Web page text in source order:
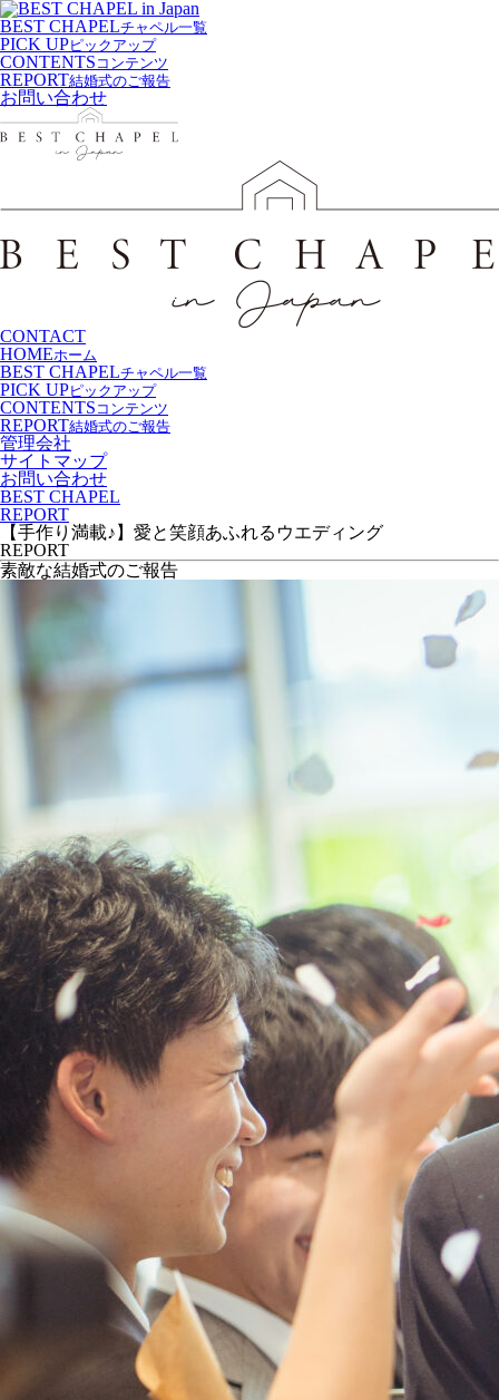
BEST CHAPELチャペル一覧
PICK UPピックアップ
CONTENTS コンテンツ
REPORT結婚式のご報告
お問い合わせ
CONTACT
HOMEホーム
BEST CHAPELチャペル一覧
PICK UPピックアップ
CONTENTS コンテンツ
REPORT結婚式のご報告
管理会社
サイトマップ
お問い合わせ
BEST CHAPEL
REPORT
【手作り満載♪】愛と笑顔あふれるウエディング
REPORT
素敵な結婚式のご報告